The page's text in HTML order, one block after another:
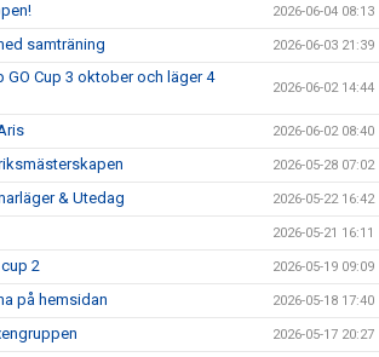
2026-06-04 08:13
samträning 2026-06-03 21:39
GO Cup 3 oktober och läger 4
2026-06-02 14:44
2026-06-02 08:40
2026-05-28 07:02
& Utedag 2026-05-22 16:42
2026-05-21 16:11
2 2026-05-19 09:09
på hemsidan 2026-05-18 17:40
2026-05-17 20:27